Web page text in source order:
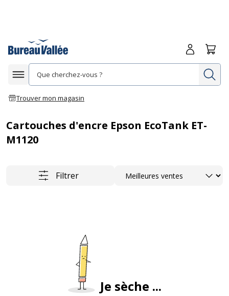
Afficher la navigation
Trouver mon magasin
Me
Cartouches d'encre Epson EcoTank ET-
M1120
Filtrer Trier
Je sèche ...